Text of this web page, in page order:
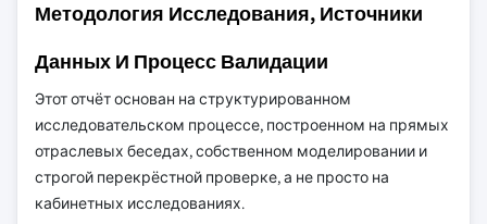
Методология Исследования, Источники
Данных И Процесс Валидации
Этот отчёт основан на структурированном
исследовательском процессе, построенном на прямых
отраслевых беседах, собственном моделировании и
строгой перекрёстной проверке, а не просто на
кабинетных исследованиях.